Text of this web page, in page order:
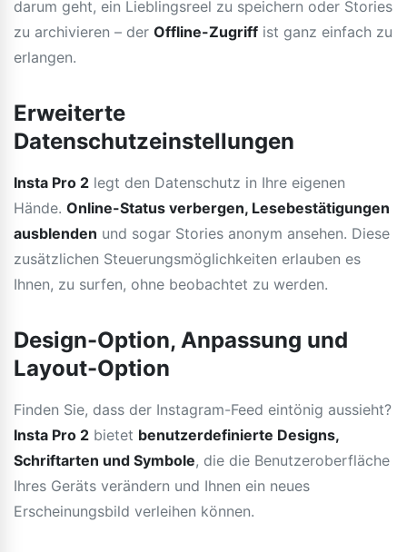
darum geht, ein Lieblingsreel zu speichern oder Stories
zu archivieren – der Offline-Zugriff ist ganz einfach zu
erlangen.
Erweiterte
Datenschutzeinstellungen
Insta Pro 2 legt den Datenschutz in Ihre eigenen
Hände. Online-Status verbergen, Lesebestätigungen
ausblenden und sogar Stories anonym ansehen. Diese
zusätzlichen Steuerungsmöglichkeiten erlauben es
Ihnen, zu surfen, ohne beobachtet zu werden.
Design-Option, Anpassung und
Layout-Option
Finden Sie, dass der Instagram-Feed eintönig aussieht?
Insta Pro 2 bietet benutzerdefinierte Designs,
Schriftarten und Symbole, die die Benutzeroberfläche
Ihres Geräts verändern und Ihnen ein neues
Erscheinungsbild verleihen können.